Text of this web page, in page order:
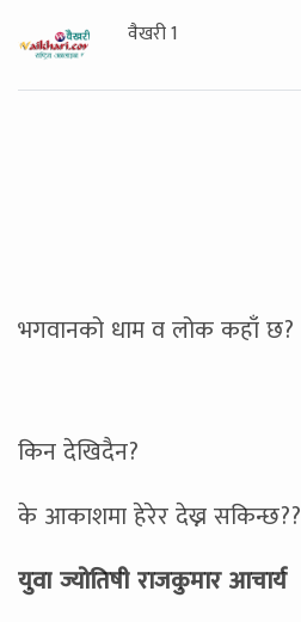
वैखरी 1
भगवानको धाम व लोक कहाँ छ?
किन देखिदैन?
के आकाशमा हेरेर देख्न सकिन्छ??
युवा ज्योतिषी राजकुमार आचार्य